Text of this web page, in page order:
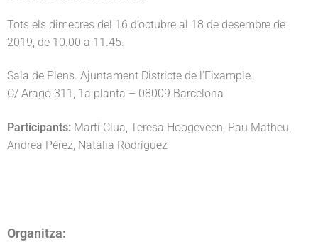
Tots els dimecres del 16 d’octubre al 18 de desembre de
2019, de 10.00 a 11.45.
Sala de Plens. Ajuntament Districte de l’Eixample.
C/ Aragó 311, 1a planta – 08009 Barcelona
Participants: Martí Clua, Teresa Hoogeveen, Pau Matheu,
Andrea Pérez, Natàlia Rodríguez
Organitza: